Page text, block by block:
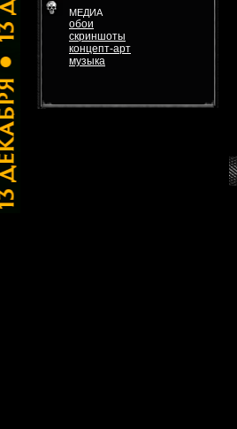
МЕДИА
обои
скриншоты
концепт-арт
музыка